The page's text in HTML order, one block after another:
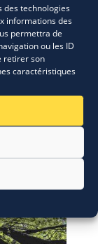
des technologies
informations des
permettra de
ou les ID
retirer son
caractéristiques